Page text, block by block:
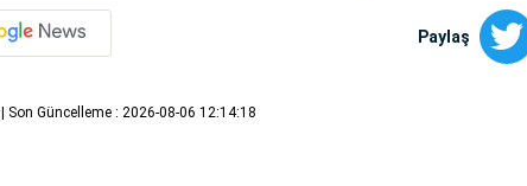
Paylaş
| Son Güncelleme : 2026-08-06 12:14:18